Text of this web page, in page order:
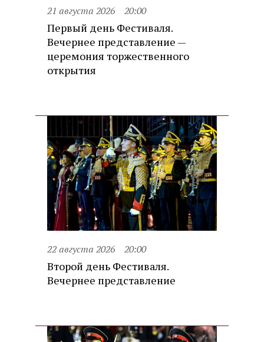
21 августа 2026 20:00
Первый день Фестиваля.
Вечернее представление —
церемония торжественного
открытия
22 августа 2026 20:00
Второй день Фестиваля.
Вечернее представление